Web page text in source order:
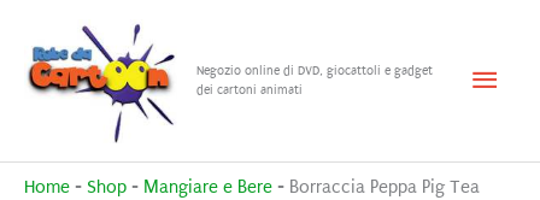
contenuto
Negozio online di DVD, giocattoli e gadget
dei cartoni animati
Menu
Home - Shop - Mangiare e Bere - Borraccia Peppa Pig Tea